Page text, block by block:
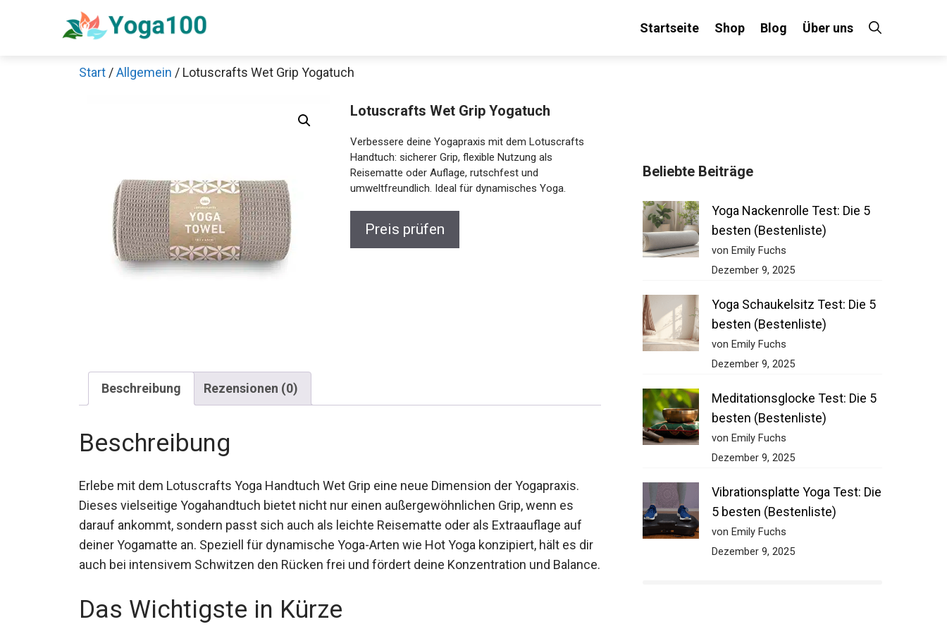
Startseite Shop Blog Über uns
Start /Allgemein / Lotuscrafts Wet Grip Yogatuch
Lotuscrafts Wet Grip Yogatuch
Verbessere deine Yogapraxis mit dem Lotuscrafts
Handtuch: sicherer Grip, flexible Nutzung als
Reisematte oder Auflage, rutschfest und
umweltfreundlich. Ideal für dynamisches Yoga.
Preis prüfen
Beschreibung Rezensionen (0)
Beschreibung
Erlebe mit dem Lotuscrafts Yoga Handtuch Wet Grip eine neue Dimension der Yogapraxis.
Dieses vielseitige Yogahandtuch bietet nicht nur einen außergewöhnlichen Grip, wenn es
darauf ankommt, sondern passt sich auch als leichte Reisematte oder als Extraauflage auf
deiner Yogamatte an. Speziell für dynamische Yoga-Arten wie Hot Yoga konzipiert, hält es dir
auch bei intensivem Schwitzen den Rücken frei und fördert deine Konzentration und
Das Wichtigste in Kürze
Beliebte Beiträge
Yoga Nackenrolle Test: Die 5
besten (Bestenliste)
von Emily Fuchs
Dezember 9, 2025
Yoga Schaukelsitz Test: Die 5
besten (Bestenliste)
von Emily Fuchs
Dezember 9, 2025
Meditationsglocke Test: Die 5
besten (Bestenliste)
von Emily Fuchs
Dezember 9, 2025
Vibrationsplatte Yoga Test:
Die 5 besten (Bestenliste)
von Emily Fuchs
Dezember 9, 2025
Jetzt anschauen